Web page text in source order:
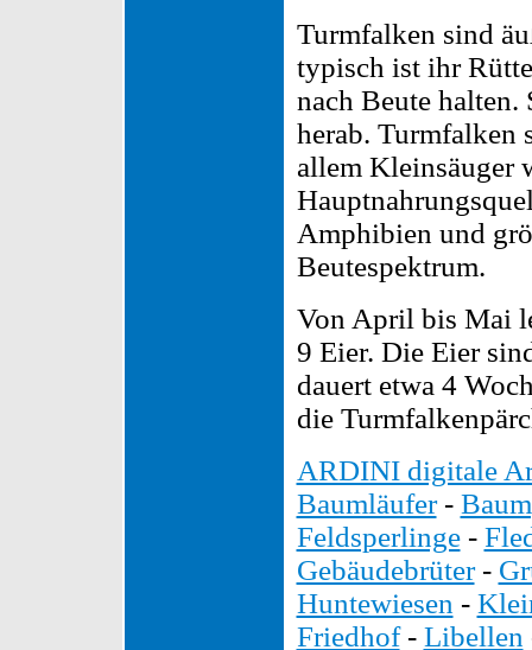
Turmfalken sind
typisch ist ihr
nach Beute halten.
herab. Turmfalken
allem Kleinsäuger
Amphibien und
Beutespektrum.
Von April bis Mai
9 Eier. Die Eier
dauert etwa 4
die
ARDINI digitale
Baumläufer-
Feldsperlinge-
Gebäudebrüter-
Huntewiesen -
Friedhof- Libellen